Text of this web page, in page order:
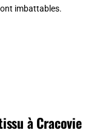
imbattables.
à Cracovie